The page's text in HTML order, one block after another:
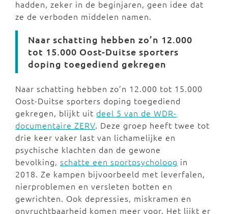
hadden, zeker in de beginjaren, geen idee dat
ze de verboden middelen namen.
Naar schatting hebben zo’n 12.000
tot 15.000 Oost-Duitse sporters
doping toegediend gekregen
Naar schatting hebben zo’n 12.000 tot 15.000
Oost-Duitse sporters doping toegediend
gekregen, blijkt uit deel 5 van de WDR-
documentaire ZERV. Deze groep heeft twee tot
drie keer vaker last van lichamelijke en
psychische klachten dan de gewone
bevolking, schatte een sportpsycholoog in
2018. Ze kampen bijvoorbeeld met leverfalen,
nierproblemen en versleten botten en
gewrichten. Ook depressies, miskramen en
onvruchtbaarheid komen meer voor. Het lijkt er